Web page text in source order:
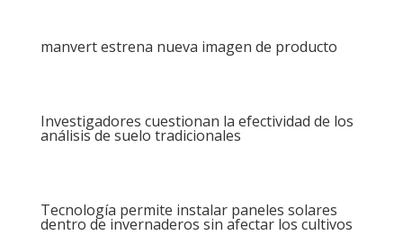
manvert estrena nueva imagen de producto
Investigadores cuestionan la efectividad de los
análisis de suelo tradicionales
Tecnología permite instalar paneles solares
dentro de invernaderos sin afectar los cultivos